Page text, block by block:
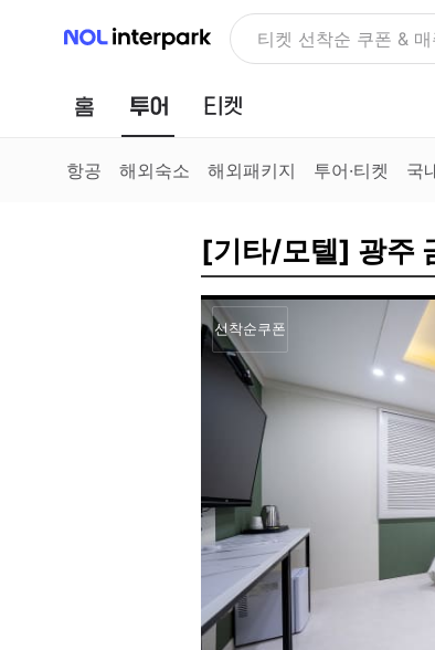
NOL 인터파크 NOLDAY, 최대 70%
홈 투어
항공 해외숙소 해외패키지 투어·티켓 국
[기타/모텔] 광주
선착순쿠폰